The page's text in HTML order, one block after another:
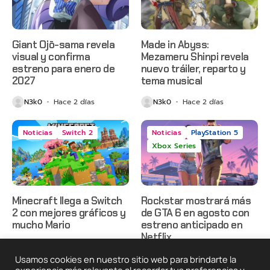
Giant Ojō-sama revela
visual y confirma
estreno para enero de
2027
N3k0 Hace 2 días
Made in Abyss:
Mezameru Shinpi revela
nuevo tráiler, reparto y
tema musical
N3k0 Hace 2 días
Noticias Switch 2
Minecraft llega a Switch
2 con mejores gráficos y
mucho Mario
Noticias
PlayStation 5
Xbox Series
Rockstar mostrará más
de GTA 6 en agosto con
estreno anticipado en
Netflix
N3k0 Hace 3 días
Usamos cookies en nuestro sitio web para brindarte la